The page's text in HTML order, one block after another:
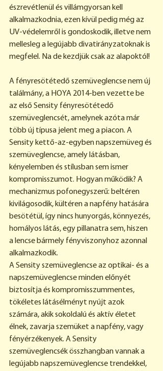
észrevétlenül és villámgyorsan kell
alkalmazkodnia, ezen kívül pedig még az
UV-védelemről is gondoskodik, illetve nem
mellesleg a legújabb divatirányzatoknak is
megfelel. Na de kezdjük csak az alapoktól!
A fényresötétedő szemüveglencse nem új
találmány, a HOYA 2014-ben vezette be
az első Sensity fényresötétedő
szemüveglencsét, amelynek azóta már
több új típusa jelent meg a piacon. A
Sensity kettő-az-egyben napszemüveg és
szemüveglencse, amely látásban,
kényelemben és stílusban sem ismer
kompromisszumot. Hogyan működik? A
mechanizmus pofonegyszerű: beltéren
kivilágosodik, kültéren a napfény hatására
besötétül, így nincs hunyorgás, könnyezés,
homályos látás, egy pillanatra sem, hiszen
a lencse bármely fényviszonyhoz azonnal
alkalmazkodik.
A Sensity szemüveglencse az optikai- és a
napszemüveglencse minden előnyét
biztosítja és kompromisszummentes,
tökéletes látásélményt nyújt azok
számára, akik sokoldalú és aktív életet
élnek, zavarja szemüket a napfény, vagy
fényérzékenyek. A Sensity
szemüveglencsék összhangban vannak a
legújabb napszemüveglencse trendekkel,